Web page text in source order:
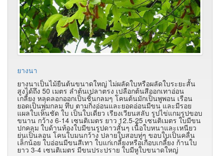
ยางนา
ยางนาเป็นไม้ยืนต้นขนาดใหญ่ ไม่ผลัดใบหรือผลัดใบระยะสั้น
สูงได้ถึง 50 เมตร ลำต้นเปลาตรง เปลือกต้นสีออกเทาอ่อน
เกลี้ยง หลุดลอกออกเป็นชิ้นกลมๆ โคนต้นมักเป็นพูพอน เรือน
ยอดเป็นพุ่มกลม ทึบ ตามกิ่งอ่อนและยอดอ่อนมีขน และมีรอย
แผลใบเห็นชัด ใบ เป็นใบเดี่ยว เรียงเวียนสลับ รูปไข่แกมรูปขอบ
ขนาน กว้าง 6-14 เซนติเมตร ยาว 12.5-25 เซนติเมตร ใบมีขน
ปกคลุม ใบด้านท้องใบมีขนรูปดาวสั้นๆ เนื้อใบหนาและเหนียว
ย่นเป็นลอน โคนใบมนกว้าง ปลายใบสอบทู่ๆ ขอบใบเป็นคลื่น
เล็กน้อย ใบอ่อนมีขนสีเทา ใบแก่เกลี้ยงหรือเกือบเกลี้ยง ก้านใบ
ยาว 3-4 เซนติเมตร มีขนประปราย ใบมีหูใบขนาดใหญ่